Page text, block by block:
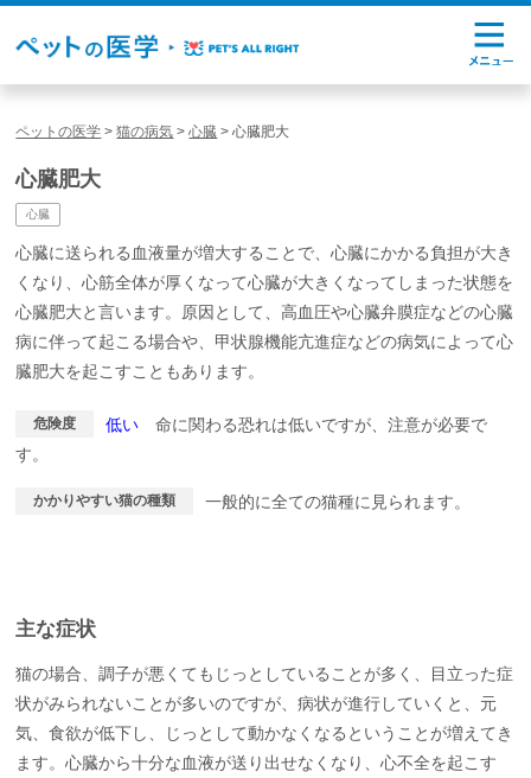
ペットの医学 >猫の病気 >心臓 >心臓肥大
心臓肥大
心臓
心臓に送られる血液量が増大することで、心臓にかかる負担が大き
くなり、心筋全体が厚くなって心臓が大きくなってしまった状態を
心臓肥大と言います。原因として、高血圧や心臓弁膜症などの心臓
病に伴って起こる場合や、甲状腺機能亢進症などの病気によって心
臓肥大を起こすこともあります。
危険度 低い 命に関わる恐れは低いですが、注意が必要で
す。
かかりやすい猫の種類 一般的に全ての猫種に見られます。
主な症状
猫の場合、調子が悪くてもじっとしていることが多く、目立った症
状がみられないことが多いのですが、病状が進行していくと、元
気、食欲が低下し、じっとして動かなくなるということが増えてき
ます。心臓から十分な血液が送り出せなくなり、心不全を起こす